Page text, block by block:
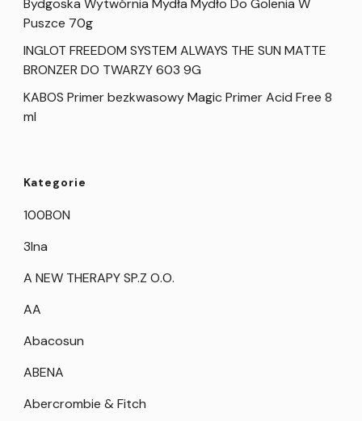
Puszce 70g
INGLOT FREEDOM SYSTEM ALWAYS THE SUN MATTE
BRONZER DO TWARZY 603 9G
KABOS Primer bezkwasowy Magic Primer Acid Free 8
ml
Kategorie
100BON
3Ina
A NEW THERAPY SP.Z O.O.
AA
Abacosun
ABENA
Abercrombie & Fitch